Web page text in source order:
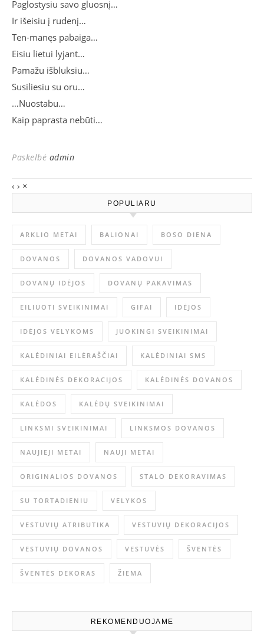
Paglostysiu savo gluosnį…
Ir išeisiu į rudenį…
Ten-manęs pabaiga…
Eisiu lietui lyjant…
Pamažu išbluksiu…
Susiliesiu su oru…
…Nuostabu…
Kaip paprasta nebūti…
Paskelbė admin
‹ › ×
POPULIARU
ARKLIO METAI BALIONAI BOSO DIENA
DOVANOS DOVANOS VADOVUI
DOVANŲ IDĖJOS DOVANŲ PAKAVIMAS
EILIUOTI SVEIKINIMAI GIFAI IDĖJOS
IDĖJOS VELYKOMS JUOKINGI SVEIKINIMAI
KALĖDINIAI EILĖRAŠČIAI KALĖDINIAI SMS
KALĖDINĖS DEKORACIJOS KALĖDINĖS DOVANOS
KALĖDOS KALĖDŲ SVEIKINIMAI
LINKSMI SVEIKINIMAI LINKSMOS DOVANOS
NAUJIEJI METAI NAUJI METAI
ORIGINALIOS DOVANOS STALO DEKORAVIMAS
SU TORTADIENIU VELYKOS
VESTUVIŲ ATRIBUTIKA VESTUVIŲ DEKORACIJOS
VESTUVIŲ DOVANOS VESTUVĖS ŠVENTĖS
ŠVENTĖS DEKORAS ŽIEMA
REKOMENDUOJAME